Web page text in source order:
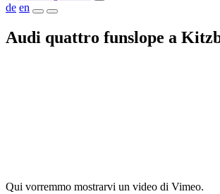
de en
Audi quattro funslope a
Qui vorremmo mostrarvi un video di Vimeo.